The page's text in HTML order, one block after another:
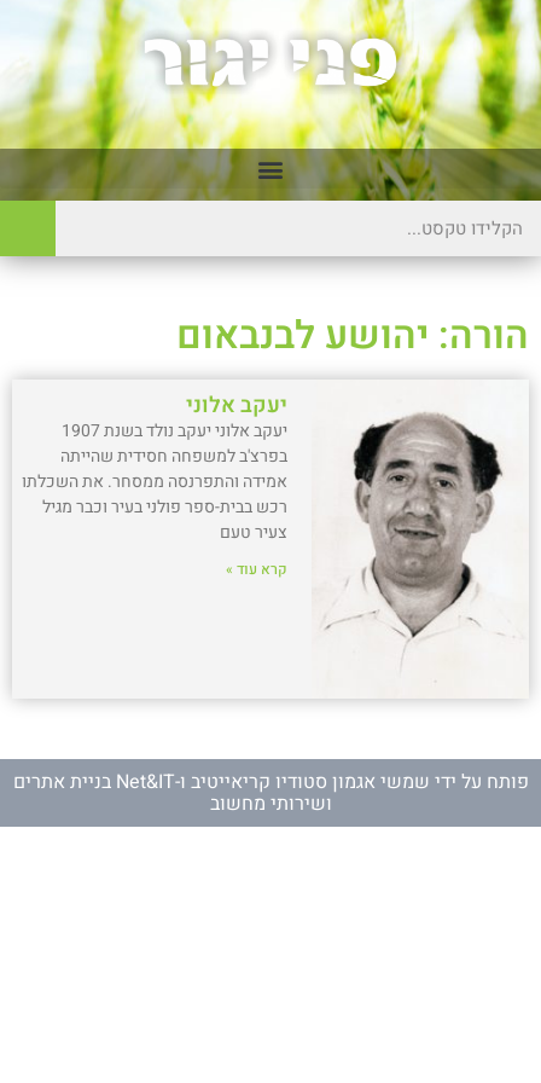
הורה: יהושע לבנבאום
יעקב אלוני
יעקב אלוני יעקב נולד בשנת 1907
בפרצ'ב למשפחה חסידית שהייתה
אמידה והתפרנסה ממסחר. את השכלתו
רכש בבית-ספר פולני בעיר וכבר מגיל
צעיר טעם
קרא עוד »
פותח על ידי שמשי אגמון סטודיו קריאייטיב ו- Net&IT בניית אתרים
ושירותי מחשוב